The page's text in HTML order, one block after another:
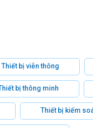
Thiết bị viễn thông
bị thông minh
Thiết bị kiểm